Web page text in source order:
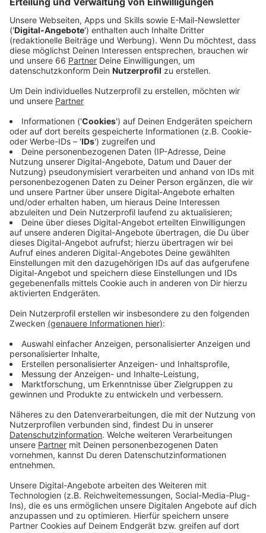
Anzeige
Lebensmittel retten in Düsseldorf
In unserer Stadt gibt es unter anderem über 20
sogenannte Fairteiler-Stationen von den Foodrettern -
unter anderem an der Hochschule Düsseldorf und im
"Zentrum Plus" in Garath. Wer gut erhaltene
Lebensmittel übrig hat, gibt sie dort ab. Mitnehmen
darf sich die Lebensmittel jeder, egal wie viel oder
wenig Geld er hat. In Deutschland landen jedes Jahr
rund 11 Millionen Tonnen Lebensmittel im Müll.
Anzeige
Weitere Infos und Links zum Thema:
Düsseldorfer Initiativen bekämpfen Food-Wasting
Initiative "Too good to go"
Anzeige
Folge uns für mehr News & Updates:
Anzeige